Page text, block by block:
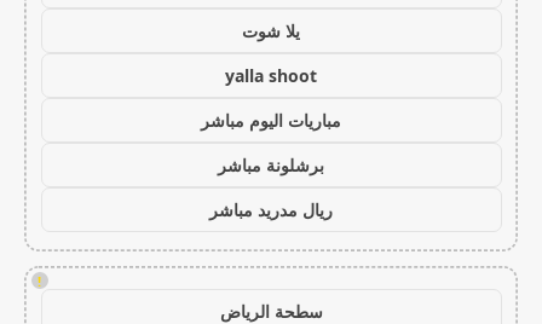
يلا شوت
yalla shoot
مباريات اليوم مباشر
برشلونة مباشر
ريال مدريد مباشر
!
سطحة الرياض